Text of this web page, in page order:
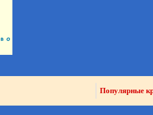
Популярные